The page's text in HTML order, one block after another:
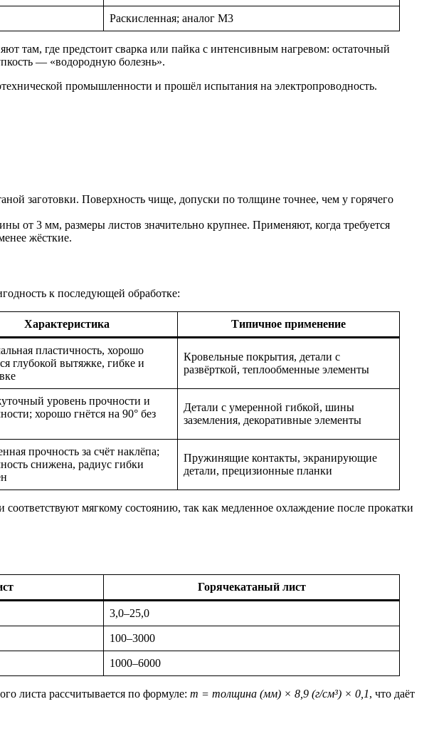
Раскисленная; аналог М3
там, где предстоит сварка или пайка с интенсивным нагревом: остаточный
— «водородную болезнь».
промышленности и прошёл испытания на электропроводность.
заготовки. Поверхность чище, допуски по толщине точнее, чем у горячего
от 3 мм, размеры листов значительно крупнее. Применяют, когда требуется
жёсткие.
к последующей обработке:
Характеристика Типичное применение
пластичность, хорошо
глубокой вытяжке, гибке и
Кровельные покрытия, детали с
развёрткой, теплообменные элементы
уровень прочности и
хорошо гнётся на 90° без
Детали с умеренной гибкой, шины
заземления, декоративные элементы
прочность за счёт наклёпа;
снижена, радиус гибки
Пружинящие контакты, экранирующие
детали, прецизионные планки
мягкому состоянию, так как медленное охлаждение после прокатки
Горячекатаный лист
3,0–25,0
100–3000
1000–6000
листа рассчитывается по формуле: m = толщина (мм) × 8,9 (г/см³) × 0,1, что даёт